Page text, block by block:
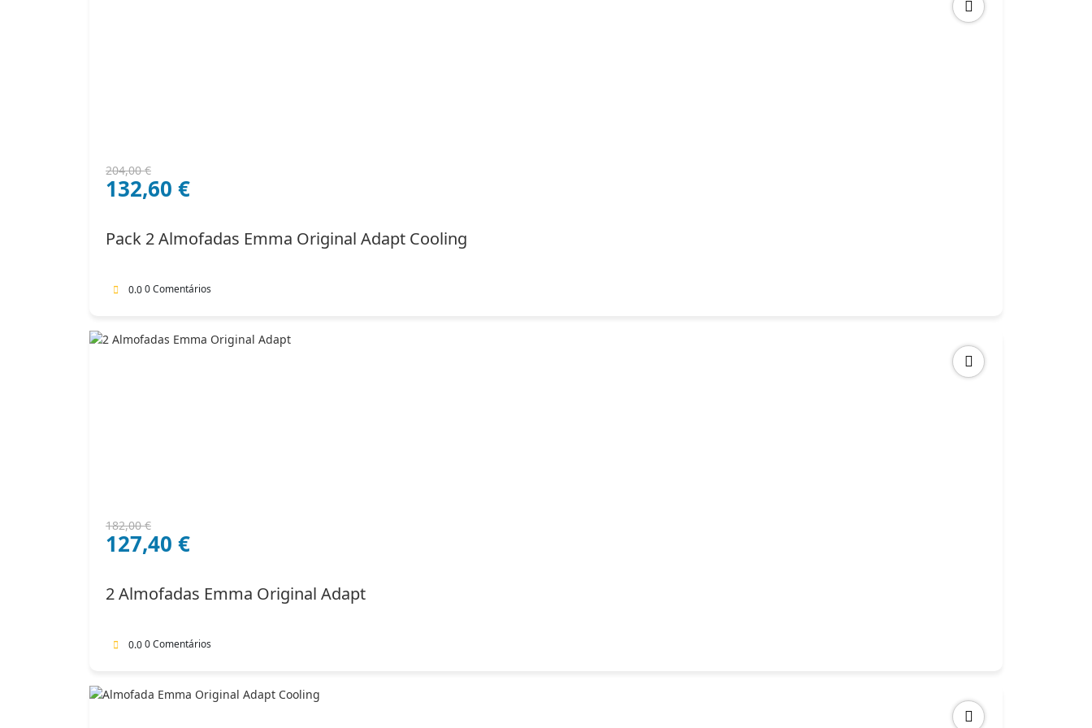
204,00€
O
preço
204,00 €.
132,60 €
O
preço
132,60 €.
Pack 2 Almofadas Emma Original Adapt Cooling
0.00 Comentários
182,00€
O
preço
182,00 €.
127,40 €
O
preço
127,40 €.
2 Almofadas Emma Original Adapt
0.00 Comentários